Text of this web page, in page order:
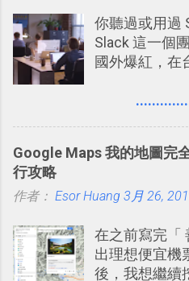
你聽過或用過
Slack 這一個
國外爆紅，在
理，到底
有機會在一個
點： 1. 「 很
聊天打屁、傳
2. 「 有效率
組機制讓茶水
Google Maps 我的地圖完
行攻略
作者： Esor Huang 3月 26,
在之前寫完「
出理想便宜機
後，我想繼續